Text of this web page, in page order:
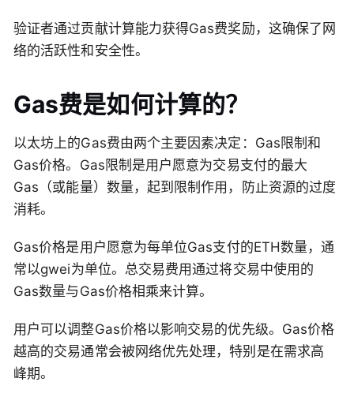
验证者通过贡献计算能力获得Gas费奖励，这确保了网
络的活跃性和安全性。
Gas费是如何计算的？
以太坊上的Gas费由两个主要因素决定：Gas限制和
Gas价格。Gas限制是用户愿意为交易支付的最大
Gas（或能量）数量，起到限制作用，防止资源的过度
消耗。
Gas价格是用户愿意为每单位Gas支付的ETH数量，通
常以gwei为单位。总交易费用通过将交易中使用的
Gas数量与Gas价格相乘来计算。
用户可以调整Gas价格以影响交易的优先级。Gas价格
越高的交易通常会被网络优先处理，特别是在需求高
峰期。